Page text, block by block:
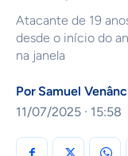
Atacante de 19
desde o início do
na janela
Por Samuel
11/07/2025 · 15:58